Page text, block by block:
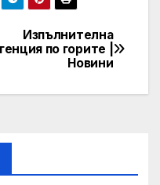
Изпълнителна
по горите |
Новини